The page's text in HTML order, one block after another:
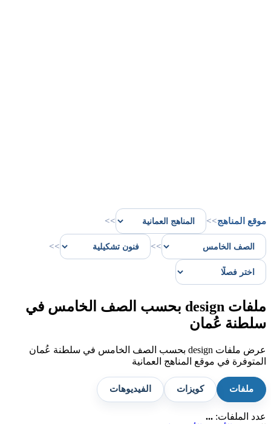
موقع المناهج>>
>>
>>
>>
ملفات design بحسب الصف الخامس في
سلطنة عُمان
عرض ملفات design بحسب الصف الخامس في سلطنة عُمان
المتوفرة في موقع المناهج العمانية
ملفات كويزات الفيديوهات
عدد الملفات: ...